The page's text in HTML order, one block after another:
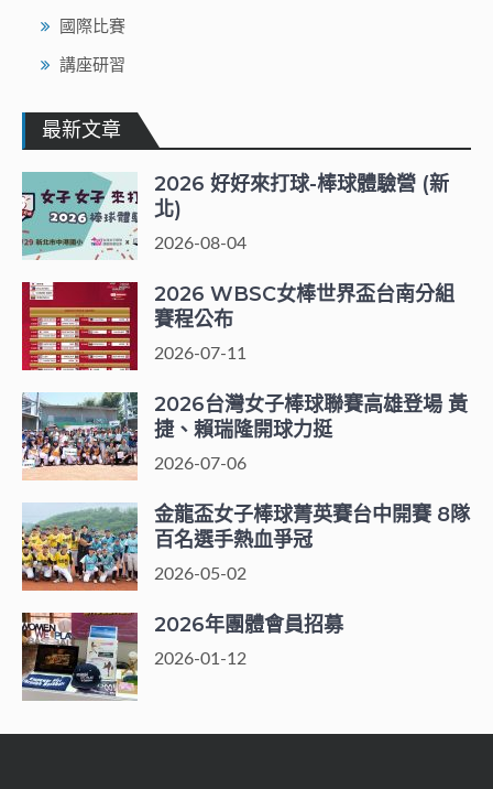
國際比賽
講座研習
最新文章
2026 好好來打球-棒球體驗營 (新
北)
2026-08-04
2026 WBSC女棒世界盃台南分組
賽程公布
2026-07-11
2026台灣女子棒球聯賽高雄登場 黃
捷、賴瑞隆開球力挺
2026-07-06
金龍盃女子棒球菁英賽台中開賽 8隊
百名選手熱血爭冠
2026-05-02
2026年團體會員招募
2026-01-12